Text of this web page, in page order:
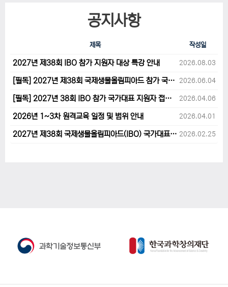
공지사항
제목 작성일
2027년 제38회 IBO 참가 지원자 대상 특강 안내 2026.08.03
[필독] 2027년 제38회 국제생물올림피아드 참가 국가대표 1차후보자 선발고사 범위 및 일정 안내 2026.06.04
[필독] 2027년 38회 IBO 참가 국가대표 지원자 접수 마감 및 원격교육 관련 공지사항 안내입니다. 2026.04.06
2026년 1~3차 원격교육 일정 및 범위 안내 2026.04.01
2027년 제38회 국제생물올림피아드(IBO) 국가대표 후보자 지원 안내 2026.02.25